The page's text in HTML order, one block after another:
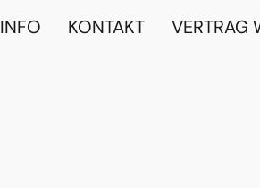
INFO KONTAKT VERTRAG